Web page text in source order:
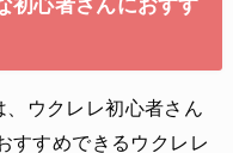
ウクレレ初心者さん
すすめできるウクレレ